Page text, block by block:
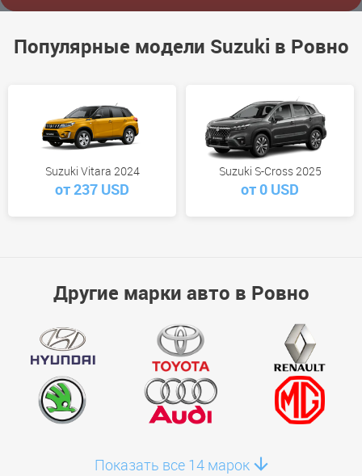
Популярные модели Suzuki в Ровно
Suzuki Vitara 2024
от 237 USD
Suzuki S-Cross 2025
от 0 USD
Другие марки авто в Ровно
Показать все 14 марок